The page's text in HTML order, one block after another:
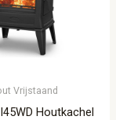
Vrijstaand
Houtkachel